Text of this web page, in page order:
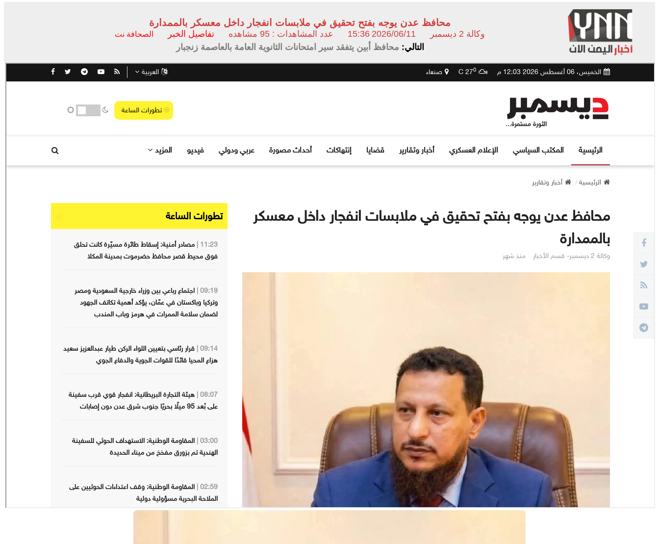
محافظ عدن يوجه بفتح تحقيق في ملابسات انفجار داخل معسكر بالممدارة
وكالة 2 ديسمبر 2026/06/11
15:36 عدد المشاهدات : 95 مشاهده تفاصيل الخبر الصحافة نت
التالي: محافظ أبين يتفقد سير امتحانات الثانوية العامة بالعاصمة زنجبار